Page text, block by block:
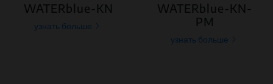
WATERblue-KN
узнать больше
WATERblue-KN-
PM
узнать больше